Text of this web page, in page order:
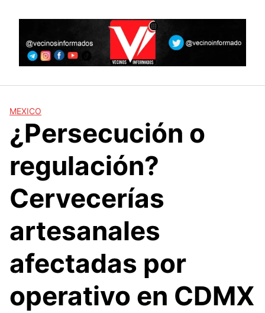
MEXICO
¿Persecución o
regulación?
Cervecerías
artesanales
afectadas por
operativo en CDMX